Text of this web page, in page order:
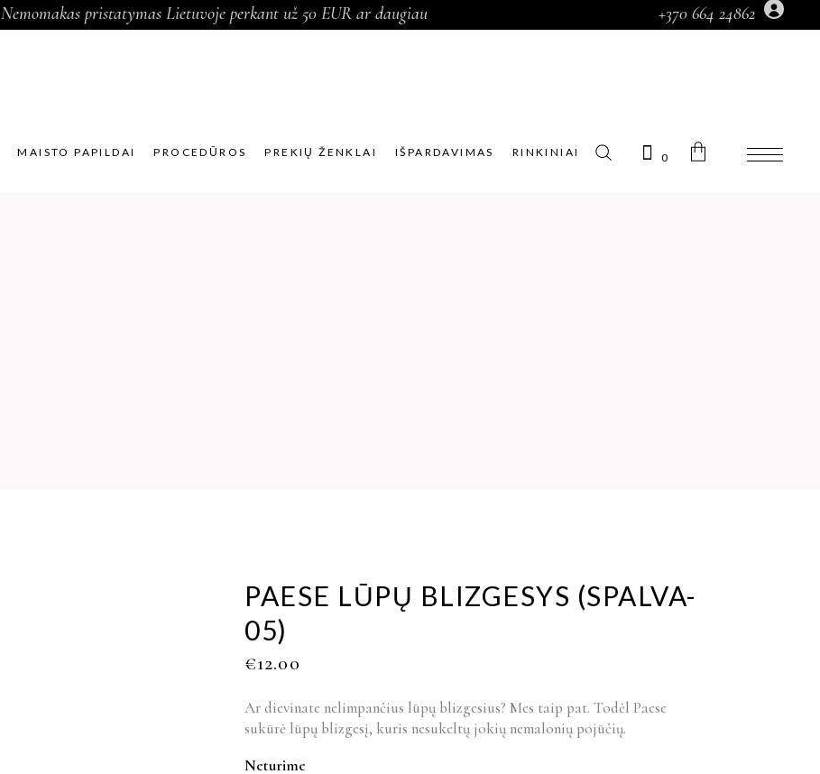
Nemomakas pristatymas Lietuvoje perkant už 50 EUR ar daugiau +370 664 24862
MAISTO PAPILDAI PROCEDŪROS PREKIŲ ŽENKLAI IŠPARDAVIMAS RINKINIAI 0
PAESE LŪPŲ BLIZGESYS (SPALVA-
05)
€12.00
Ar dievinate nelimpančius lūpų blizgesius? Mes taip pat. Todėl Paese
sukūrė lūpų blizgesį, kuris nesukeltų jokių nemalonių pojūčių.
Neturime